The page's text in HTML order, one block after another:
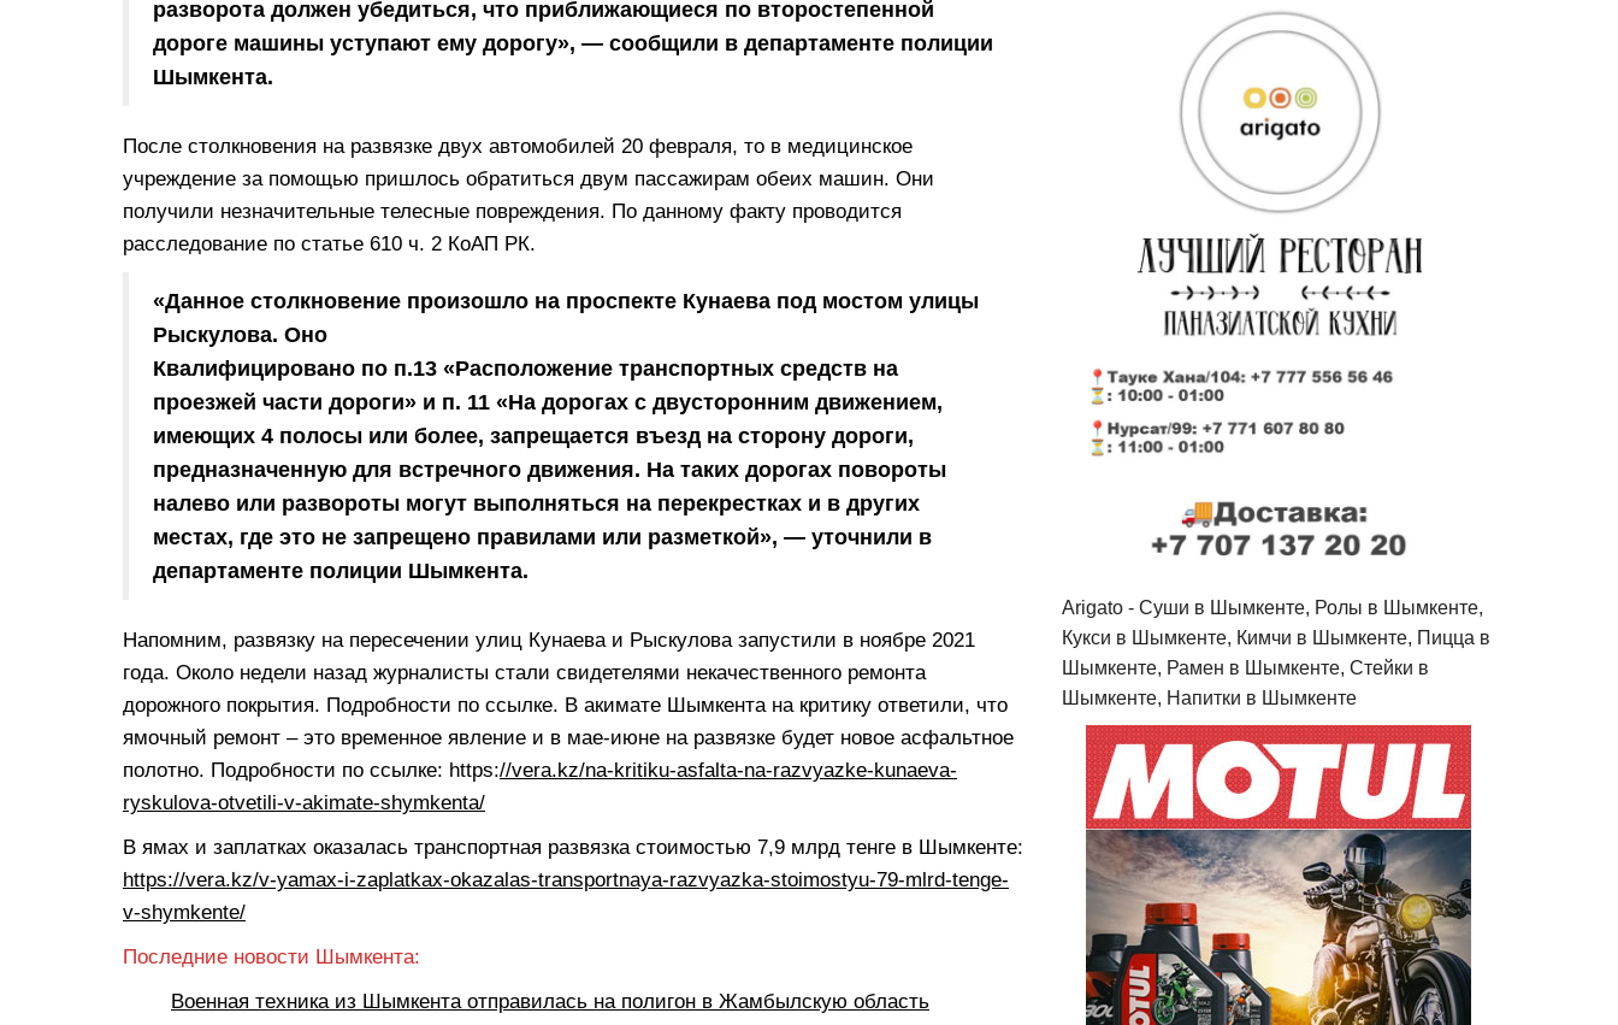
разворота должен убедиться, что приближающиеся по второстепенной
дороге машины уступают ему дорогу», — сообщили в департаменте полиции
Шымкента.
После столкновения на развязке двух автомобилей 20 февраля, то в медицинское
учреждение за помощью пришлось обратиться двум пассажирам обеих машин. Они
получили незначительные телесные повреждения. По данному факту проводится
расследование по статье 610 ч. 2 КоАП РК.
«Данное столкновение произошло на проспекте Кунаева под мостом улицы
Рыскулова. Оно
Квалифицировано по п.13 «Расположение транспортных средств на
проезжей части дороги» и п. 11 «На дорогах с двусторонним движением,
имеющих 4 полосы или более, запрещается въезд на сторону дороги,
предназначенную для встречного движения. На таких дорогах повороты
налево или развороты могут выполняться на перекрестках и в других
местах, где это не запрещено правилами или разметкой», — уточнили в
департаменте полиции Шымкента.
Напомним, развязку на пересечении улиц Кунаева и Рыскулова запустили в ноябре 2021
года. Около недели назад журналисты стали свидетелями некачественного ремонта
дорожного покрытия. Подробности по ссылке. В акимате Шымкента на критику ответили, что
ямочный ремонт – это временное явление и в мае-июне на развязке будет новое асфальтное
полотно. Подробности по ссылке: https://vera.kz/na-kritiku-asfalta-na-razvyazke-kunaeva-
ryskulova-otvetili-v-akimate-shymkenta/
В ямах и заплатках оказалась транспортная развязка стоимостью 7,9 млрд тенге в Шымкенте:
https://vera.kz/v-yamax-i-zaplatkax-okazalas-transportnaya-razvyazka-stoimostyu-79-mlrd-tenge-
v-shymkente/
Последние новости Шымкента:
Военная техника из Шымкента отправилась на полигон в Жамбылскую область
Arigato - Cуши в Шымкенте, Ролы в Шымкенте,
Кукси в Шымкенте, Кимчи в Шымкенте, Пицца в
Шымкенте, Рамен в Шымкенте, Стейки в
Шымкенте, Напитки в Шымкенте